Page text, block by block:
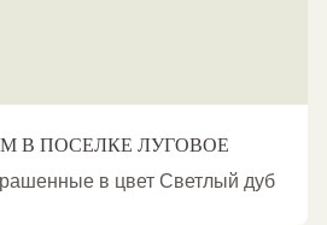
В ПОСЕЛКЕ ЛУГОВОЕ
в цвет Светлый дуб